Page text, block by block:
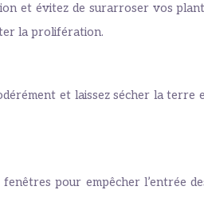
et évitez de surarroser vos
la prolifération.
et laissez sécher la
pour empêcher